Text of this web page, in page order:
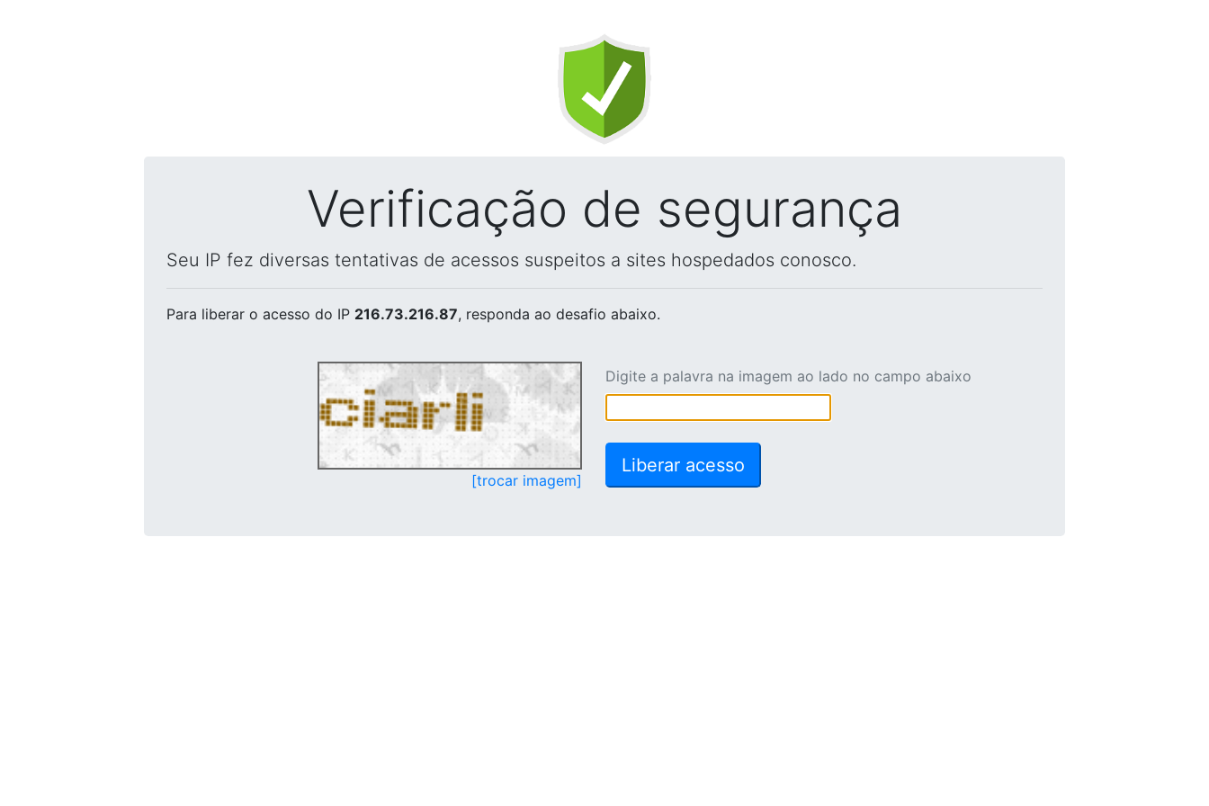
Verificação de segurança
Seu IP fez diversas tentativas de acessos suspeitos a sites hospedados conosco.
Para liberar o acesso do IP 216.73.216.87, responda ao desafio abaixo.
[trocar imagem]
Digite a palavra na imagem ao lado no campo abaixo